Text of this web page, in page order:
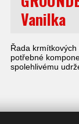
Vanilka
Řada
potřebné
spolehlivému